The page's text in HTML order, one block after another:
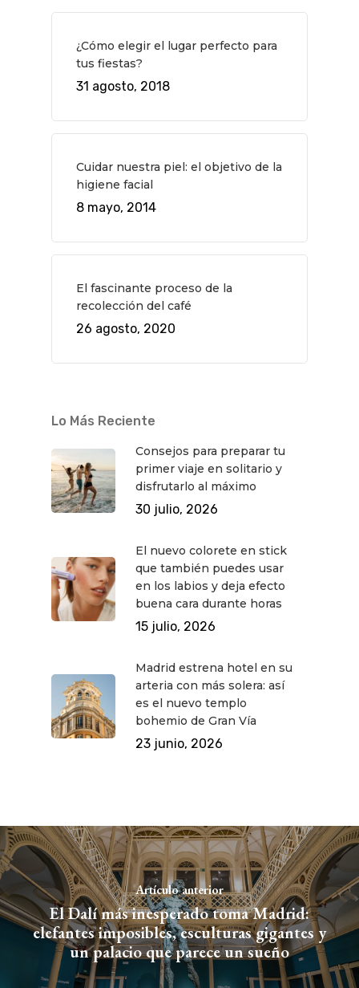
¿Cómo elegir el lugar perfecto para
tus fiestas?
31 agosto, 2018
Cuidar nuestra piel: el objetivo de la
higiene facial
8 mayo, 2014
El fascinante proceso de la
recolección del café
26 agosto, 2020
Lo Más Reciente
Consejos para preparar tu
primer viaje en solitario y
disfrutarlo al máximo
30 julio, 2026
El nuevo colorete en stick
que también puedes usar
en los labios y deja efecto
buena cara durante horas
15 julio, 2026
Madrid estrena hotel en su
arteria con más solera: así
es el nuevo templo
bohemio de Gran Vía
23 junio, 2026
Artículo anterior
El Dalí más inesperado toma Madrid:
elefantes imposibles, esculturas gigantes y
un palacio que parece un sueño
QUÉ HACER
Planes
GASTRO
CONTACTO